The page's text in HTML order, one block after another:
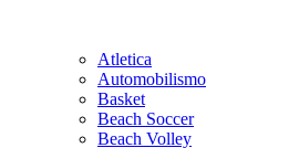
Atletica
Automobilismo
Basket
Beach Soccer
Beach Volley